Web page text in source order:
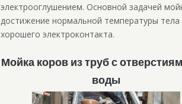
электрооглушением. Основной задачей
достижение нормальной температуры
хорошего электроконтакта.
Мойка коров из труб с
воды